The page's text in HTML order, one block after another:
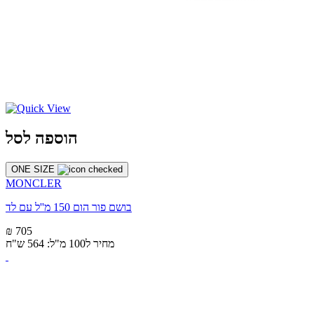
הוספה לסל
ONE SIZE
MONCLER
בושם פור הום 150 מ''ל עם לד
₪ 705
מחיר ל100 מ"ל: 564 ש"ח